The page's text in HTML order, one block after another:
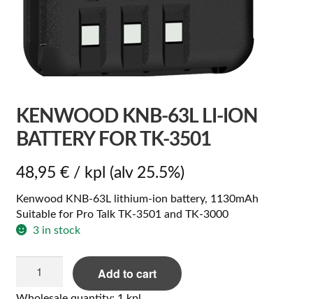
KENWOOD KNB-63L LI-ION
BATTERY FOR TK-3501
48,95 €/ kpl (alv 25.5%)
Kenwood KNB-63L lithium-ion battery, 1130mAh
Suitable for Pro Talk TK-3501 and TK-3000
3 in stock
KNB-
63L
Add to cart